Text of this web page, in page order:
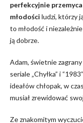
perfekcyjnie
młodości ludzi, którzy
to młodość i
ją dobrze.
Adam, świetnie
seriale „Chyłka” i
ideałów chłopak, w
musiał zrewidować
Ze znakomitym